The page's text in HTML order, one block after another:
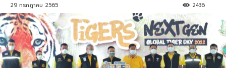
29 กรกฎาคม 2565 2436